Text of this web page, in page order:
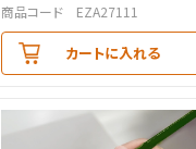
商品コード EZA27111
カートに入れる